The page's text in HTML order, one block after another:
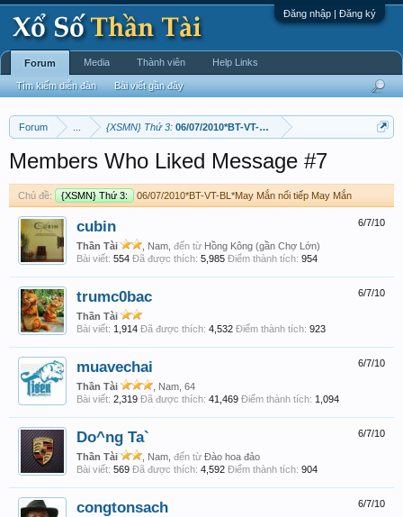
Đăng nhập | Đăng ký
Forum {XSMN} Thứ 3: 06/07/2010*BT-VT-BL*May Mắn nối tiếp May Mắn
Members Who Liked Message #7
Chủ đề: {XSMN} Thứ 3: 06/07/2010*BT-VT-BL*May Mắn nối tiếp May Mắn
6/7/10
cubin
Thần Tài , Nam, đến từ Hồng Kông (gần Chợ Lớn)
Bài viết: 554 Đã được thích: 5,985 Điểm thành tích: 954
6/7/10
trumc0bac
Thần Tài
Bài viết: 1,914 Đã được thích: 4,532 Điểm thành tích: 923
6/7/10
muavechai
Thần Tài
, Nam, 64
Bài viết: 2,319 Đã được thích: 41,469 Điểm thành tích: 1,094
6/7/10
Do^ng Ta`
Thần Tài , Nam, đến từ Đào hoa đảo
Bài viết: 569 Đã được thích: 4,592 Điểm thành tích: 904
6/7/10
congtonsach
Forum
Tìm kiếm diễn đàn Bài viết gần đây
Media Thành viên Help Links